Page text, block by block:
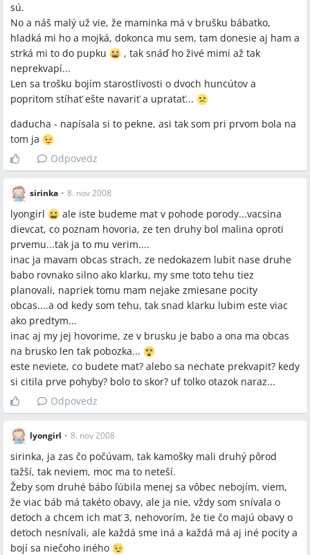
sú.
No a náš malý už vie, že maminka má v brušku bábatko,
hladká mi ho a mojká, dokonca mu sem, tam donesie aj ham a
strká mi to do pupku
, tak snáď ho živé mimi až tak
neprekvapí...
Len sa trošku bojím starostlivosti o dvoch huncútov a
popritom stíhať ešte navariť a upratať...
daducha - napísala si to pekne, asi tak som pri prvom bola na
tom ja
Odpovedz
sirinka • 8. nov 2008
lyongirl
ale iste budeme mat v pohode porody...vacsina
dievcat, co poznam hovoria, ze ten druhy bol malina oproti
prvemu...tak ja to mu verim....
inac ja mavam obcas strach, ze nedokazem lubit nase druhe
babo rovnako silno ako klarku, my sme toto tehu tiez
planovali, napriek tomu mam nejake zmiesane pocity
obcas....a od kedy som tehu, tak snad klarku lubim este viac
ako predtym...
inac aj my jej hovorime, ze v brusku je babo a ona ma obcas
na brusko len tak pobozka...
este neviete, co budete mat? alebo sa nechate prekvapit? kedy
si citila prve pohyby? bolo to skor? uf tolko otazok naraz...
Odpovedz
lyongirl • 8. nov 2008
sirinka, ja zas čo počúvam, tak kamošky mali druhý pôrod
ťažší, tak neviem, moc ma to neteší.
Žeby som druhé bábo ľúbila menej sa vôbec nebojím, viem,
že viac báb má takéto obavy, ale ja nie, vždy som snívala o
deťoch a chcem ich mať 3, nehovorím, že tie čo majú obavy o
deťoch nesnívali, ale každá sme iná a každá má aj iné pocity a
bojí sa niečoho iného